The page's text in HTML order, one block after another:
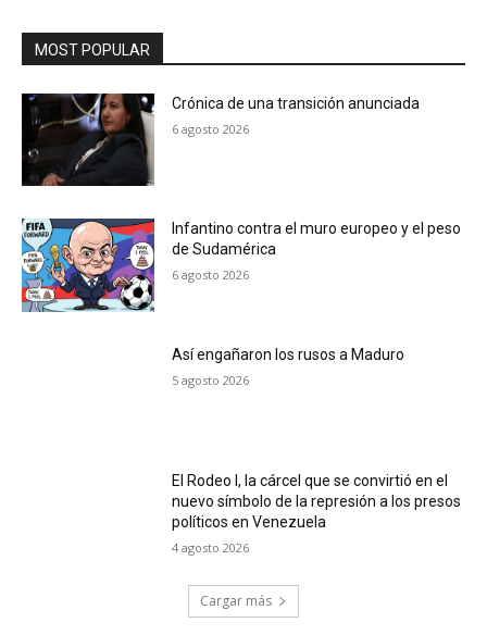
MOST POPULAR
Crónica de una transición anunciada
6 agosto 2026
Infantino contra el muro europeo y el peso
de Sudamérica
6 agosto 2026
Así engañaron los rusos a Maduro
5 agosto 2026
El Rodeo I, la cárcel que se convirtió en el
nuevo símbolo de la represión a los presos
políticos en Venezuela
4 agosto 2026
Cargar más